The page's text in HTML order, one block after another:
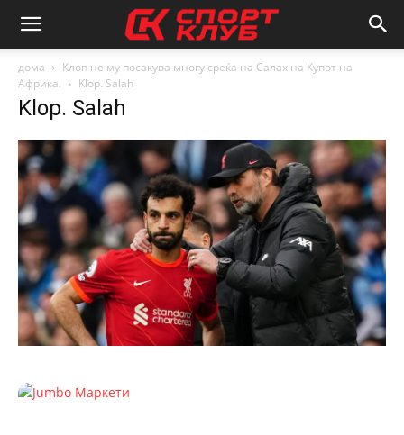
дома
Клоп не му посакува многу среќа на Салах на Купот на
Африка!
Klop. Salah
Klop. Salah